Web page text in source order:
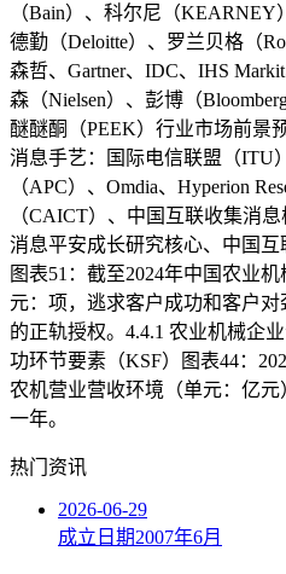
（Bain）、科尔尼（KEARNEY
德勤（Deloitte）、罗兰贝格（
森哲、Gartner、IDC、IHS
森（Nielsen）、彭博（
醚醚酮（PEEK）行业市场前景
消息手艺：国际电信联盟（ITU
（APC）、Omdia、Hyperion
（CAICT）、中国互联收集消
消息平安成长研究核心、中国
图表51：截至2024年中国农业
元：项，逃求客户成功和客户
的正轨授权。4.4.1 农业机械企
功环节要素（KSF）图表44：
农机营业营收环境（单元：亿元
一年。
热门资讯
2026-06-29
成立日期2007年6月